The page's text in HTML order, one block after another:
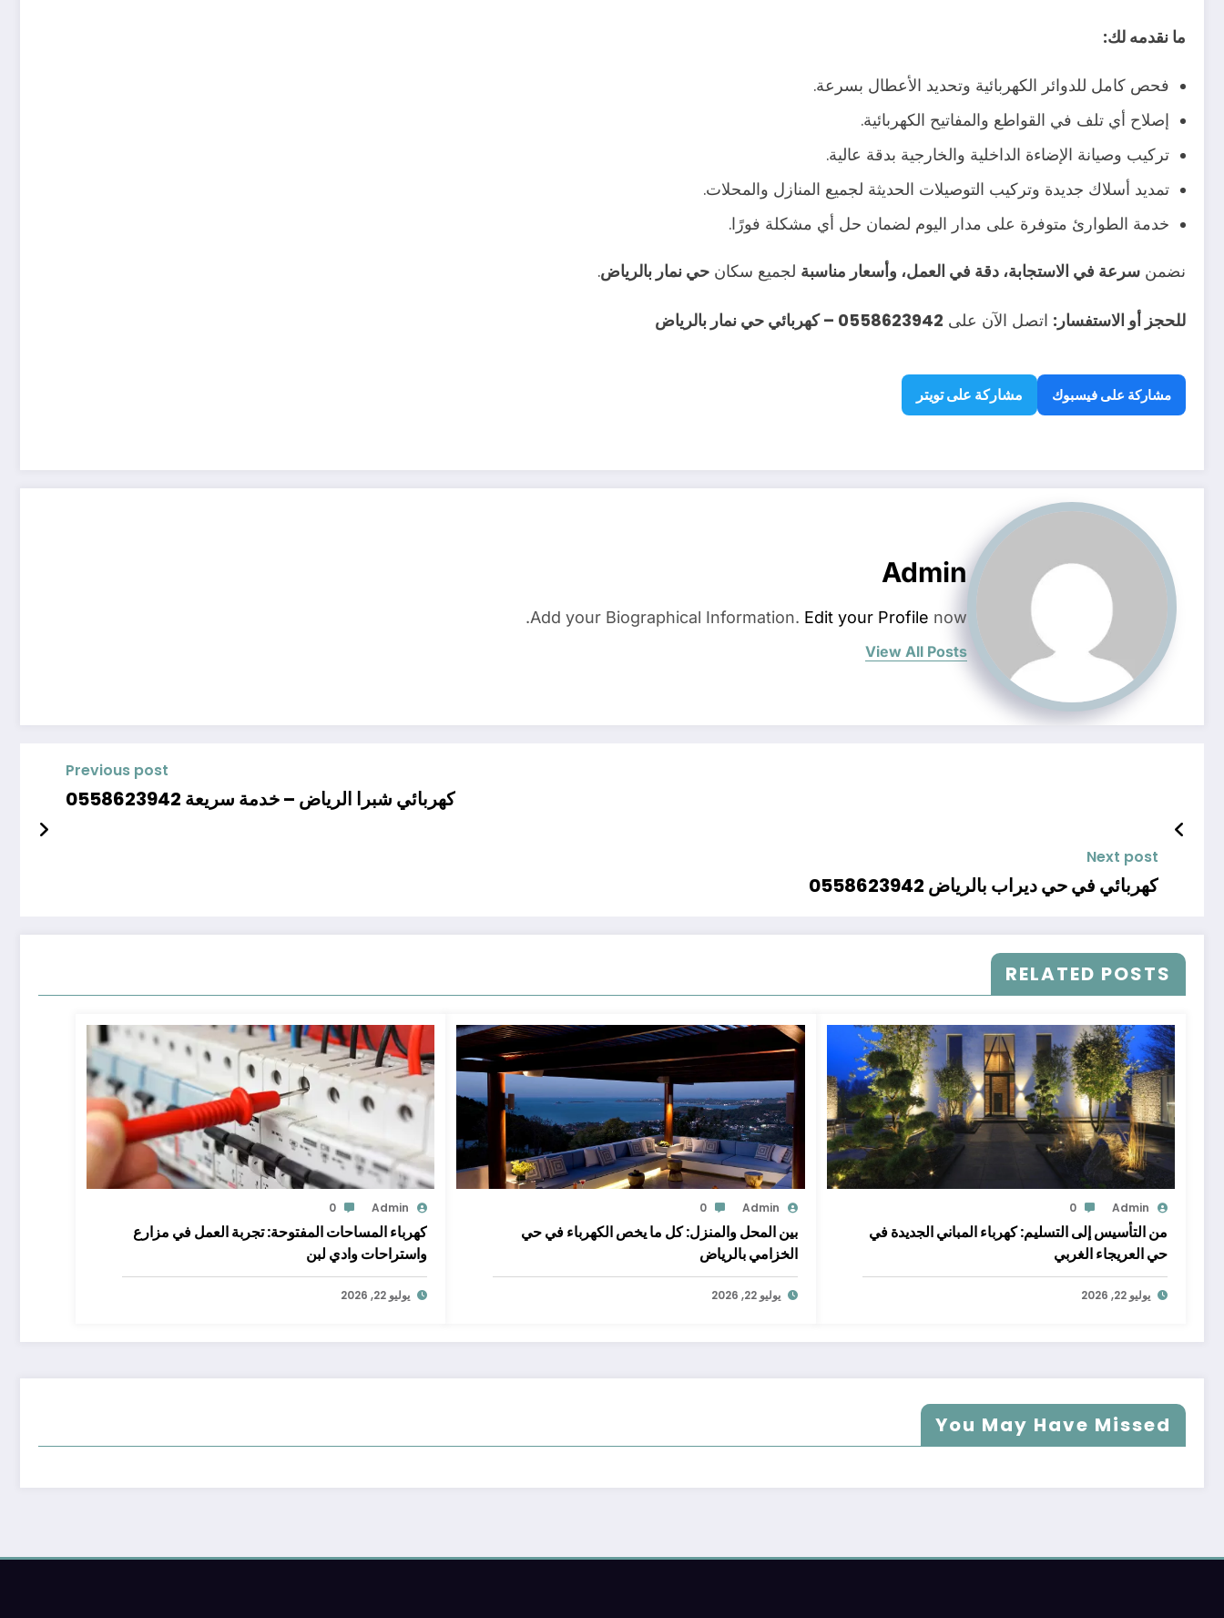
ما نقدمه لك:
فحص كامل للدوائر الكهربائية وتحديد الأعطال بسرعة.
إصلاح أي تلف في القواطع والمفاتيح الكهربائية.
تركيب وصيانة الإضاءة الداخلية والخارجية بدقة عالية.
تمديد أسلاك جديدة وتركيب التوصيلات الحديثة لجميع المنازل والمحلات.
خدمة الطوارئ متوفرة على مدار اليوم لضمان حل أي مشكلة فورًا.
نضمن سرعة في الاستجابة، دقة في العمل، وأسعار مناسبة لجميع سكان حي نمار بالرياض.
للحجز أو الاستفسار: اتصل الآن على 0558623942 – كهربائي حي نمار بالرياض
مشاركة على فيسبوك مشاركة على تويتر
Admin
Add your Biographical Information. Edit your Profile now.
View All Posts
Previous post
كهربائي شبرا الرياض – خدمة سريعة 0558623942
Next post
كهربائي في حي ديراب بالرياض 0558623942
RELATED POSTS
Admin
0
من التأسيس إلى التسليم: كهرباء المباني الجديدة في
حي العريجاء الغربي
يوليو 22, 2026
Admin
0
بين المحل والمنزل: كل ما يخص الكهرباء في حي
الخزامي بالرياض
يوليو 22, 2026
Admin
0
كهرباء المساحات المفتوحة: تجربة العمل في مزارع
واستراحات وادي لبن
يوليو 22, 2026
You May Have Missed